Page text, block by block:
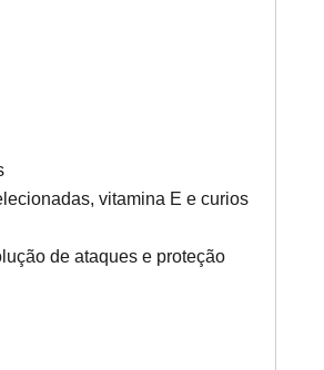
vitamina E e curios
de ataques e proteção